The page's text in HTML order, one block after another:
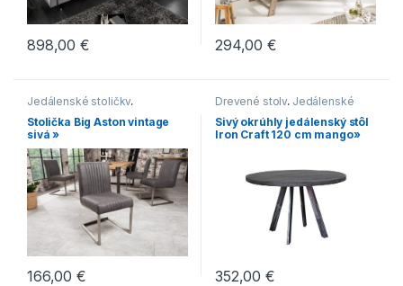
898,00€ 294,00€
Jedálenské stoličky,
Jedálenské stoličky s
kovovou podnožou
Jedálenské stoličky s
lyžinovým podstavcom,
Jedálenské stoličky v
industriálnom štýle,
Jedálenské stoličky v
modernom štýle,Novinky
Stolička Big Aston vintage
sivá »
166,00€
Drevené stoly, Jedálenské
stoly ,Jedálenské stoly v
industriálnom štýle
Sivý okrúhly jedálenský stôl
Iron Craft 120 cm mango»
352,00€